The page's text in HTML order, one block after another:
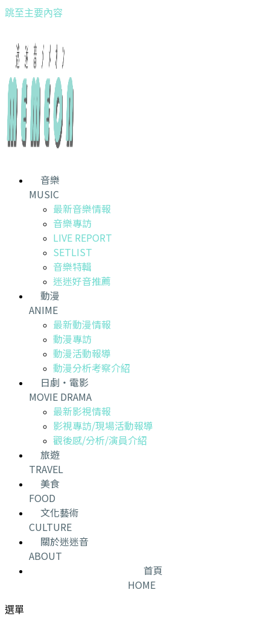
跳至主要內容
音樂
MUSIC
最新音樂情報
音樂專訪
LIVE REPORT
SETLIST
音樂特輯
迷迷好音推薦
動漫
ANIME
最新動漫情報
動漫專訪
動漫活動報導
動漫分析考察介紹
日劇・電影
MOVIE DRAMA
最新影視情報
影視專訪/現場活動報導
觀後感/分析/演員介紹
旅遊
TRAVEL
美食
FOOD
文化藝術
CULTURE
關於迷迷音
ABOUT
首頁
HOME
選單